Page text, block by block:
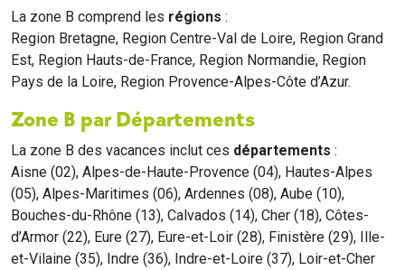
La zone B comprend les régions :
Region Bretagne, Region Centre-Val de Loire, Region Grand
Est, Region Hauts-de-France, Region Normandie, Region
Pays de la Loire, Region Provence-Alpes-Côte d’Azur.
Zone B par Départements
La zone B des vacances inclut ces départements :
Aisne (02), Alpes-de-Haute-Provence (04), Hautes-Alpes
(05), Alpes-Maritimes (06), Ardennes (08), Aube (10),
Bouches-du-Rhône (13), Calvados (14), Cher (18), Côtes-
d’Armor (22), Eure (27), Eure-et-Loir (28), Finistère (29), Ille-
et-Vilaine (35), Indre (36), Indre-et-Loire (37), Loir-et-Cher